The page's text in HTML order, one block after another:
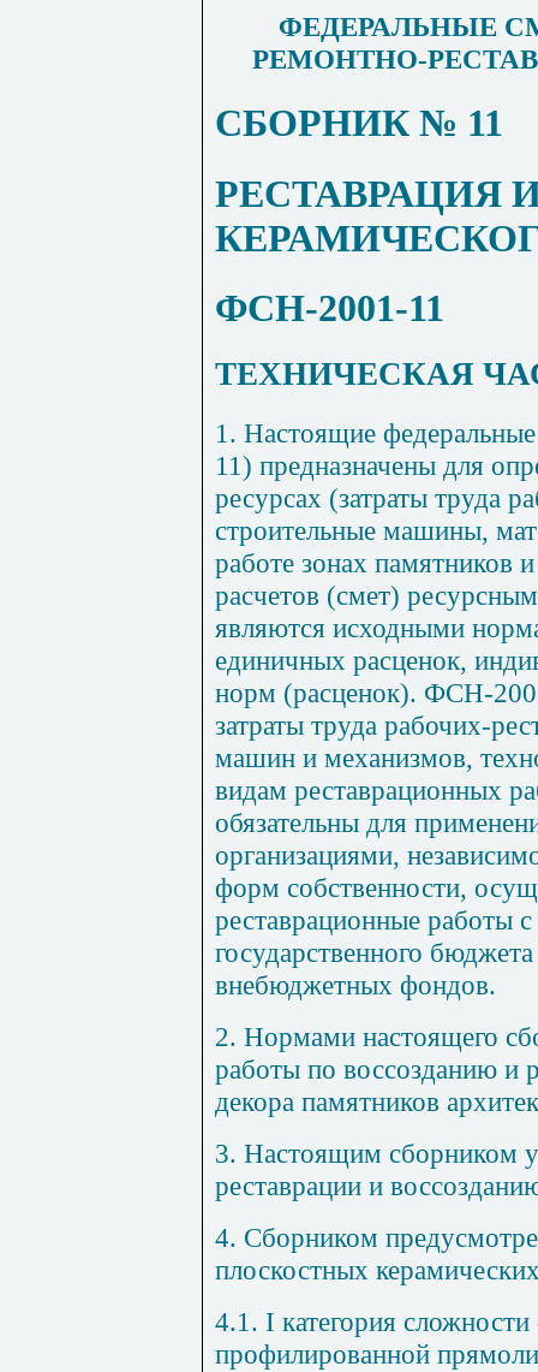
ФЕДЕРАЛЬНЫЕ
РЕМОНТНО-
СБОРНИК № 11
РЕСТАВРАЦИЯ
ФСН-2001-11
ТЕХНИЧЕСКАЯ
1. Настоящие
11) предназначены для
ресурсах (затраты труда
строительные машины,
работе зонах памятников
расчетов (смет)
являются исходными
единичных расценок,
норм (расценок). ФСН-
затраты труда рабочих-
машин и механизмов,
видам реставрационных
обязательны для
организациями,
форм собственности,
реставрационные работы
государственного
внебюджетных фондов.
2. Нормами настоящего
работы по воссозданию и
декора памятников
3. Настоящим сборником
реставрации и
4. Сборником
плоскостных
4.1. I категория
профилированной